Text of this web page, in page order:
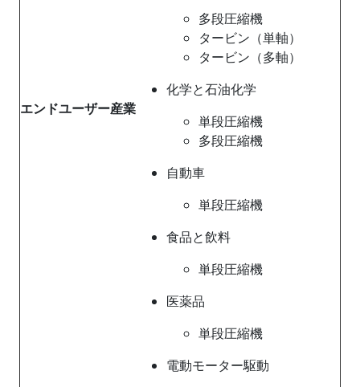
エンドユーザー産業
多段圧縮機
タービン（単軸）
タービン（多軸）
化学と石油化学
単段圧縮機
多段圧縮機
自動車
単段圧縮機
食品と飲料
単段圧縮機
医薬品
単段圧縮機
電動モーター駆動